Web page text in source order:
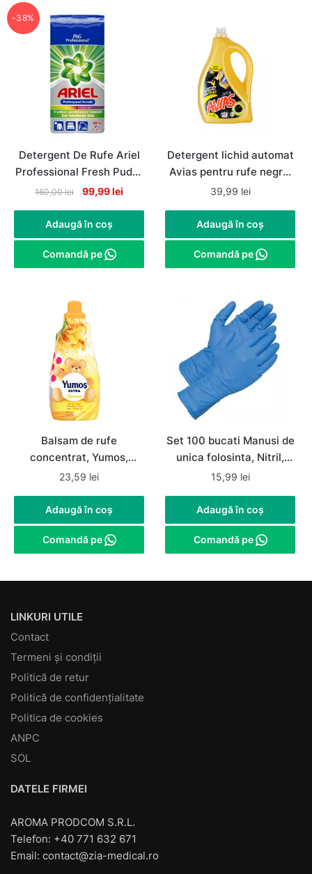
-38%
Detergent De Rufe Ariel
Professional Fresh Pudra
Automat, 67 de spalari,
160,00lei
Original
was:
160,00 lei.
99,99lei
99,99 lei.
Adaugă în coș
Comandă pe
Detergent lichid automat
Avias pentru rufe negre,
80 spalari, 4litri
39,99 lei
Adaugă în coș
Comandă pe
Balsam de rufe
concentrat, Yumos,
Hanimeli / Mana Maicii
spalari
23,59 lei
Adaugă în coș
Comandă pe
Set 100 bucati Manusi de
unica folosinta, Nitril,
nepudrate, albastre,
15,99 lei
Adaugă în coș
Comandă pe
LINKURI UTILE
Contact
Termeni și condiții
Politică de retur
Politică de confidențialitate
Politica de cookies
ANPC
SOL
DATELE FIRMEI
AROMA PRODCOM S.R.L.
Telefon: +40 771 632 671
Email: contact@zia-medical.ro